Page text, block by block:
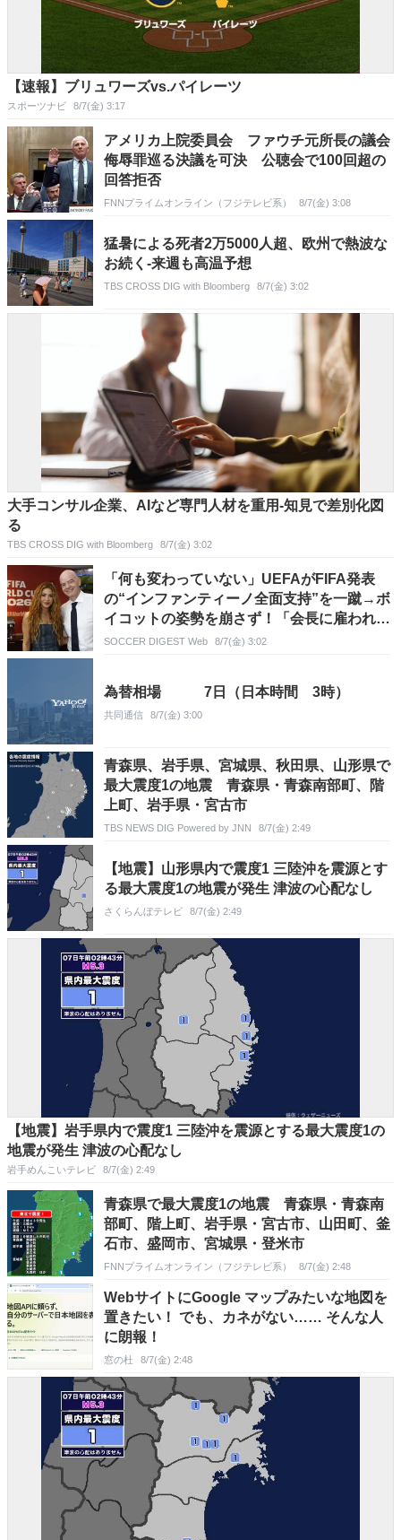
【速報】ブリュワーズvs.パイレーツ
スポーツナビ 8/7(金) 3:17
アメリカ上院委員会 ファウチ元所長の議会
侮辱罪巡る決議を可決 公聴会で100回超の
回答拒否
FNNプライムオンライン（フジテレビ系） 8/7(金) 3:08
猛暑による死者2万5000人超、欧州で熱波な
お続く-来週も高温予想
TBS CROSS DIG with Bloomberg 8/7(金) 3:02
大手コンサル企業、AIなど専門人材を重用-知見で差別化図
る
TBS CROSS DIG with Bloomberg 8/7(金) 3:02
「何も変わっていない」UEFAがFIFA発表
の“インファンティーノ全面支持”を一蹴→ボ
イコットの姿勢を崩さず！「会長に雇われた
一部の人びとが…」
SOCCER DIGEST Web 8/7(金) 3:02
為替相場 7日（日本時間 3時）
共同通信 8/7(金) 3:00
青森県、岩手県、宮城県、秋田県、山形県で
最大震度1の地震 青森県・青森南部町、階
上町、岩手県・宮古市
TBS NEWS DIG Powered by JNN 8/7(金) 2:49
【地震】山形県内で震度1 三陸沖を震源とす
る最大震度1の地震が発生 津波の心配なし
さくらんぼテレビ 8/7(金) 2:49
【地震】岩手県内で震度1 三陸沖を震源とする最大震度1の
地震が発生 津波の心配なし
岩手めんこいテレビ 8/7(金) 2:49
青森県で最大震度1の地震 青森県・青森南
部町、階上町、岩手県・宮古市、山田町、釜
石市、盛岡市、宮城県・登米市
FNNプライムオンライン（フジテレビ系） 8/7(金) 2:48
WebサイトにGoogle マップみたいな地図を
置きたい！ でも、カネがない…… そんな人
に朗報！
窓の杜 8/7(金) 2:48